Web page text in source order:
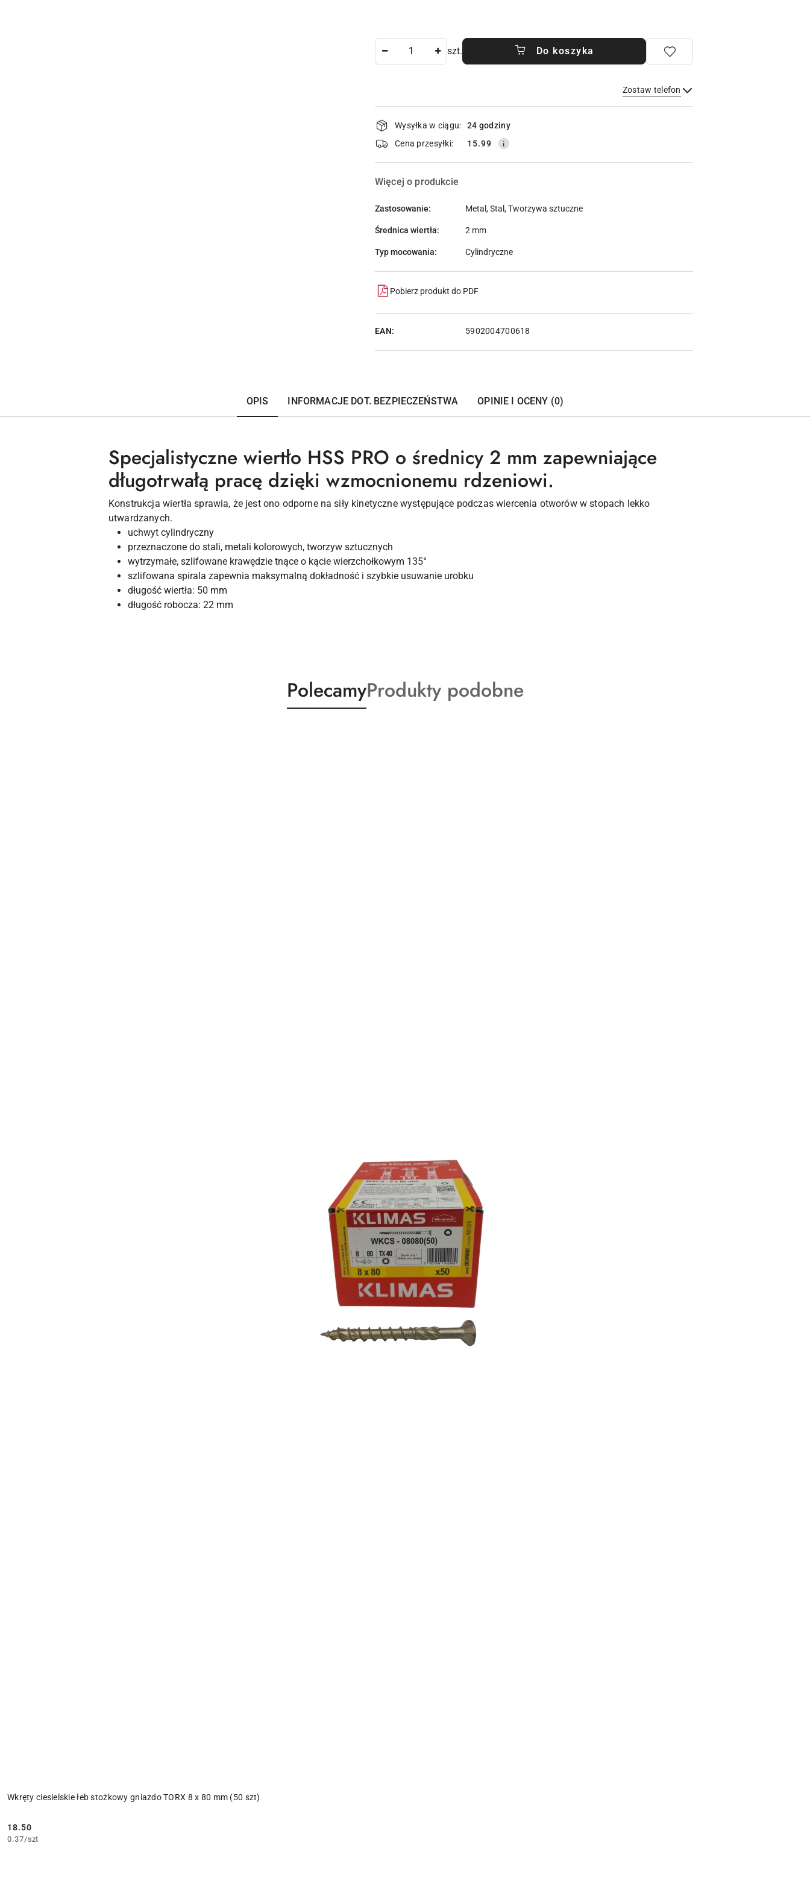
szt. Do koszyka
Zostaw telefon
Wyślij
Dostępność
i
dostawa
Wysyłka w ciągu:
24 godziny
Cena przesyłki:
15.99
Więcej o produkcie
Zastosowanie: Metal, Stal, Tworzywa sztuczne
Średnica wiertła: 2 mm
Typ mocowania: Cylindryczne
Pobierz produkt do PDF
EAN: 5902004700618
OPIS INFORMACJE DOT. BEZPIECZEŃSTWA OPINIE I OCENY (0)
Specjalistyczne wiertło HSS PRO o średnicy 2 mm zapewniające
długotrwałą pracę dzięki wzmocnionemu rdzeniowi.
Konstrukcja wiertła sprawia, że jest ono odporne na siły kinetyczne występujące podczas wiercenia otworów w stopach lekko
utwardzanych.
uchwyt cylindryczny
przeznaczone do stali, metali kolorowych, tworzyw sztucznych
wytrzymałe, szlifowane krawędzie tnące o kącie wierzchołkowym 135°
szlifowana spirala zapewnia maksymalną dokładność i szybkie usuwanie urobku
długość wiertła: 50 mm
długość robocza: 22 mm
Produkty
o
PolecamyProdukty
o
Produkty podobne
Wkręty ciesielskie łeb stożkowy gniazdo TORX 8 x 80 mm (50 szt)
Cena:
18.50
0.37/szt